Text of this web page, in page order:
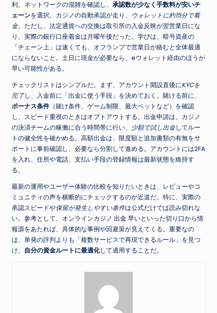
利。ネットワークの混雑を確認し、 承認数が少なく手数料が安いチ
ェーンを選択。カジノの自動承認が走り、
ウォレットに約15分で着
金。ただし、法定通貨への交換は取引所の入金反映が翌営業日にな
り、実際の銀行口座着金は月曜午後だった。学びは、暗号資産の
「チェーン上」は速くても、オフランプで営業日が絡むと全体最適
にならないこと。土日に現金が必要なら、eウォレット経由のほうが
早い可能性がある。
チェックリストはシンプルだ。まず、アカウント開設直後にKYCを
完了し、入金前に「出金に使う手段」を決めておく。賭ける前に、
ボーナス条件 （賭け条件、ゲーム制限、最大ベットなど）を確認
し、スピード重視のときはオプトアウトする。出金申請は、カジノ
の決済チームの稼働に合う時間帯に行い、 少額で試し出金してルー
トの健全性を確かめる。高額出金は、限度額と追加書類の有無をサ
ポートに事前確認し、必要なら分割して進める。アカウントには2FA
を入れ、住所や電話、支払い手段の登録情報は最新状態を維持す
る。
最新の運用やユーザー体験の比較を知りたいときは、レビューやコ
ミュニティの声を横断的にチェックするのが近道だ。特に、実際の
承認スピードや保留が発生しやすい条件は公式だけでは読み切れな
い。参考として、 オンラインカジノ 出金 早いといった切り口から情
報源をあたれば、具体的な事例や回避策が見えてくる。重要なの
は、単発の評判よりも「複数サービスで再現できるルール」を見つ
け、 自分の資金ルートに最適化して適用することだ。